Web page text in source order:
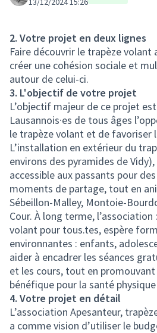
2. Votre projet en deux lignes
Faire découvrir le trapèze volant
créer une cohésion sociale et
autour de celui-ci.
3. L'objectif de votre projet
L’objectif majeur de ce projet
Lausannois·es de tous âges
le trapèze volant et de favoriser
L’installation en extérieur du
environs des pyramides de
accessible aux passants pour
moments de partage, tout en
Sébeillon-Malley, Montoie-
Cour. À long terme,
volant pour tous.tes, espère
environnantes : enfants,
aider à encadrer les séances
et les cours, tout en
bénéfique pour la santé
4. Votre projet en détail
L’association Apesanteur,
a comme vision d’utiliser le